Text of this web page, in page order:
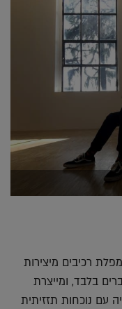
רכיבים מיצירות
בלבד, ומייצרת
עם נוכחות תזזיתית